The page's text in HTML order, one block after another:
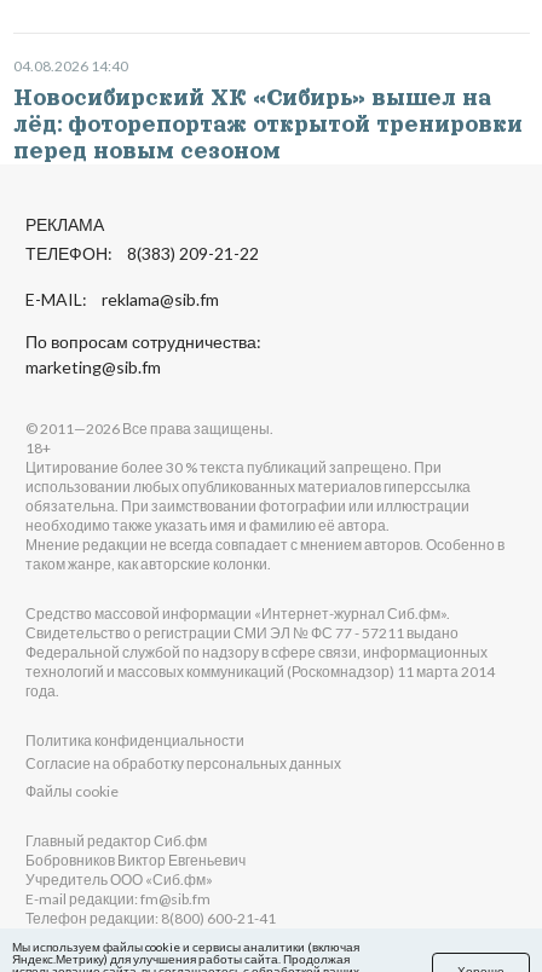
04.08.2026 14:40
Новосибирский ХК «Сибирь» вышел на
лёд: фоторепортаж открытой тренировки
перед новым сезоном
РЕКЛАМА
ТЕЛЕФОН: 8(383) 209-21-22
E-MAIL: reklama@sib.fm
По вопросам сотрудничества:
marketing@sib.fm
© 2011—2026 Все права защищены.
18+
Цитирование более 30 % текста публикаций запрещено. При
использовании любых опубликованных материалов гиперссылка
обязательна. При заимствовании фотографии или иллюстрации
необходимо также указать имя и фамилию её автора.
Мнение редакции не всегда совпадает с мнением авторов. Особенно в
таком жанре, как авторские колонки.
Средство массовой информации «Интернет-журнал Сиб.фм».
Свидетельство о регистрации СМИ ЭЛ № ФС 77 - 57211 выдано
Федеральной службой по надзору в сфере связи, информационных
технологий и массовых коммуникаций (Роскомнадзор) 11 марта 2014
года.
Политика конфиденциальности
Согласие на обработку персональных данных
Файлы cookie
Главный редактор Сиб.фм
Бобровников Виктор Евгеньевич
Учредитель ООО «Сиб.фм»
E-mail редакции: fm@sib.fm
Телефон редакции: 8(800) 600-21-41
Мы используем файлы cookie и сервисы аналитики (включая
Яндекс.Метрику) для улучшения работы сайта. Продолжая